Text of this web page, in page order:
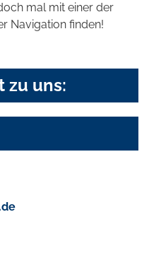
mal mit einer der
Navigation finden!
zu uns: